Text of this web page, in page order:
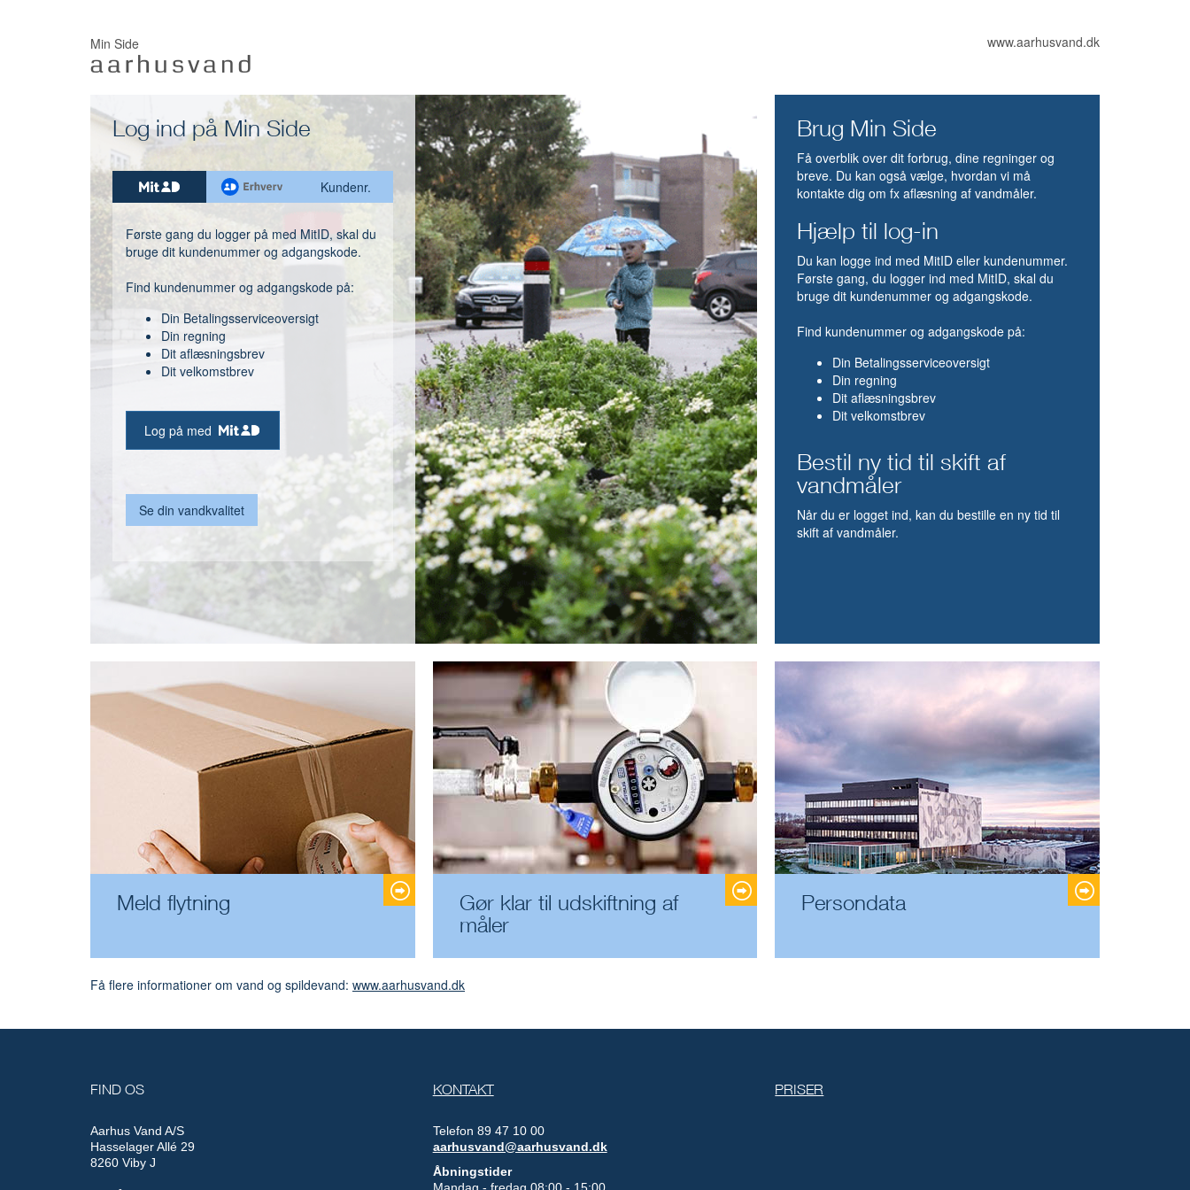
Min Side www.aarhusvand.dk
Log ind på Min Side
Kundenr.
Første gang du logger på med MitID, skal du
bruge dit kundenummer og adgangskode.
Find kundenummer og adgangskode på:
Din Betalingsserviceoversigt
Din regning
Dit aflæsningsbrev
Dit velkomstbrev
Log på med
Se din vandkvalitet
Brug Min Side
Få overblik over dit forbrug, dine regninger og
breve. Du kan også vælge, hvordan vi må
kontakte dig om fx aflæsning af vandmåler.
Hjælp til log-in
Du kan logge ind med MitID eller kundenummer.
Første gang, du logger ind med MitID, skal du
bruge dit kundenummer og adgangskode.
Find kundenummer og adgangskode på:
Din Betalingsserviceoversigt
Din regning
Dit aflæsningsbrev
Dit velkomstbrev
Bestil ny tid til skift af
vandmåler
Når du er logget ind, kan du bestille en ny tid til
skift af vandmåler.
Meld flytning
Gør klar til udskiftning af
måler
Persondata
Få flere informationer om vand og spildevand: www.aarhusvand.dk
FIND OS
Aarhus Vand A/S
Hasselager Allé 29
8260 Viby J
KONTAKT
Telefon 89 47 10 00
aarhusvand@aarhusvand.dk
Åbningstider
PRISER